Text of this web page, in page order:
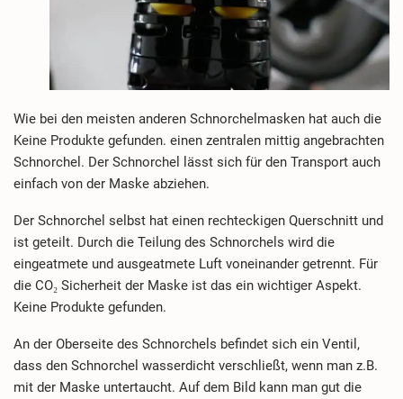
Wie bei den meisten anderen Schnorchelmasken hat auch die
Keine Produkte gefunden. einen zentralen mittig angebrachten
Schnorchel. Der Schnorchel lässt sich für den Transport auch
einfach von der Maske abziehen.
Der Schnorchel selbst hat einen rechteckigen Querschnitt und
ist geteilt. Durch die Teilung des Schnorchels wird die
eingeatmete und ausgeatmete Luft voneinander getrennt. Für
die CO₂ Sicherheit der Maske ist das ein wichtiger Aspekt.
Keine Produkte gefunden.
An der Oberseite des Schnorchels befindet sich ein Ventil,
dass den Schnorchel wasserdicht verschließt, wenn man z.B.
mit der Maske untertaucht. Auf dem Bild kann man gut die